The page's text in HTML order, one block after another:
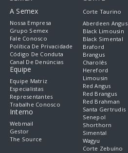
A Semex
Nossa Empresa
Grupo Semex
Fale Conosco
Política De Privacidade
Código De Conduta
Canal De Denúncias
Equipe
Equipe Matriz
Especialistas
Representantes
Trabalhe Conosco
Interno
Webmail
Gestor
The Source
Corte Taurino
Aberdeen Angus
Black Limousin
Black Simental
Braford
Brangus
Charolês
Hereford
Limousin
Red Angus
Red Brangus
Red Brahman
Santa Gertrudis
Senepol
Shorthorn
Simental
Wagyu
Corte Zebuíno